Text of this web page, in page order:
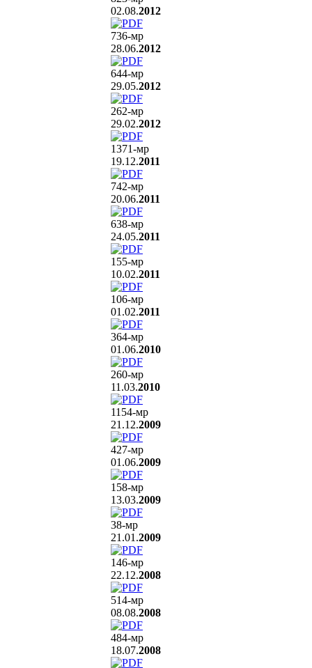
02.08.2012
736-мр
28.06.2012
644-мр
29.05.2012
262-мр
29.02.2012
1371-мр
19.12.2011
742-мр
20.06.2011
638-мр
24.05.2011
155-мр
10.02.2011
106-мр
01.02.2011
364-мр
01.06.2010
260-мр
11.03.2010
1154-мр
21.12.2009
427-мр
01.06.2009
158-мр
13.03.2009
38-мр
21.01.2009
146-мр
22.12.2008
514-мр
08.08.2008
484-мр
18.07.2008